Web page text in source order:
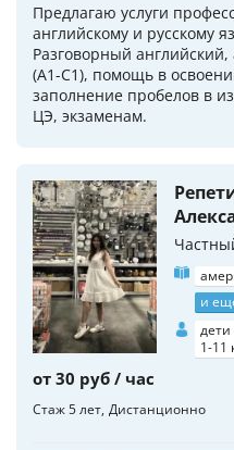
Предлагаю услуги
английскому и русскому
Разговорный
(А1-С1), помощь в
заполнение пробелов в
ЦЭ, экзаменам.
и
дети
1-11
от 30 руб / час
Стаж 5 лет Дистанционно